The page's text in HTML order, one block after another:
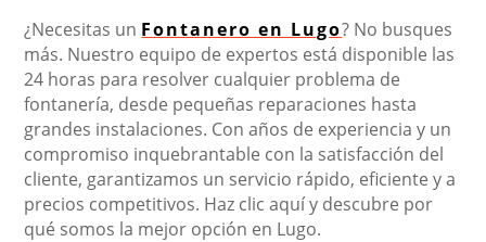
¿Necesitas un Fontanero en Lugo? No busques
más. Nuestro equipo de expertos está disponible las
24 horas para resolver cualquier problema de
fontanería, desde pequeñas reparaciones hasta
grandes instalaciones. Con años de experiencia y un
compromiso inquebrantable con la satisfacción del
cliente, garantizamos un servicio rápido, eficiente y a
precios competitivos. Haz clic aquí y descubre por
qué somos la mejor opción en Lugo.